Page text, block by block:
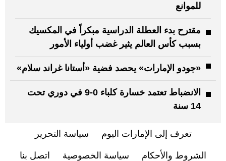
للموانع
مقترح بدء العطلة الدراسية مبكراً في المكسيك
بسبب كأس العالم يثير غضب أولياء الأمور
«جودو الإمارات» يحصد فضية «أستانا غراند سلام»
الانضباط تعتمد خسارة كلباء 0-9 في دوري تحت
14 سنة
تعرف إلى الإمارات اليوم سياسة التحرير
الشروط والأحكام سياسة الخصوصية اتصل بنا